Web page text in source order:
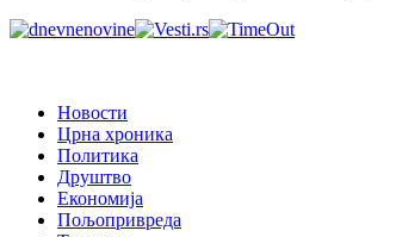
Новости
Црна хроника
Политика
Друштво
Економија
Пољопривреда